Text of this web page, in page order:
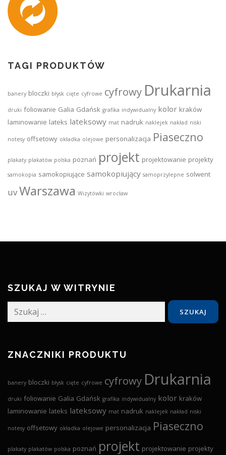
TAGI PRODUKTÓW
banery bloczki błysk cięte cyfrowe cyfrowy Drukarnia
druki foliowanie Galia Gdańsk grafika indywidualny kolor kraków
laminowanie lateks lateksowy mat nadruk naklejek nakład niski
notesy offsetowy okładka olejowe personalizacja Piaseczno
plakaty plakatów polska poznań projekt projektowanie projekty
samokopia samokopiujące samokopiujący samoprzylepne solwent
uvWarszawa Wizytówki wrocław
SZUKAJ W WITRYNIE
Szukaj:
ZNACZNIKI PRODUKTU
banery bloczki błysk cięte cyfrowe cyfrowy Drukarnia
druki foliowanie Galia Gdańsk grafika indywidualny kolor kraków
laminowanie lateks lateksowy mat nadruk naklejek nakład niski
notesy offsetowy okładka olejowe personalizacja Piaseczno
plakaty plakatów polska poznań projekt projektowanie projekty